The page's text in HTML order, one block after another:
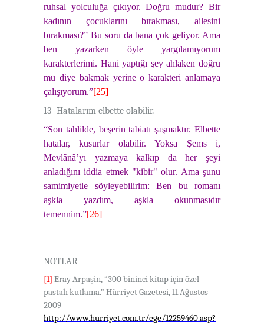
ruhsal yolculuğa çıkıyor. Doğru mudur? Bir
kadının çocuklarını bırakması, ailesini
bırakması?” Bu soru da bana çok geliyor. Ama
ben yazarken öyle yargılamıyorum
karakterlerimi. Hani yaptığı şey ahlaken doğru
mu diye bakmak yerine o karakteri anlamaya
çalışıyorum.”[25]
13- Hatalarım elbette olabilir.
“Son tahlilde, beşerin tabiatı şaşmaktır. Elbette
hatalar, kusurlar olabilir. Yoksa Şems i,
Mevlânâ’yı yazmaya kalkıp da her şeyi
anladığını iddia etmek "kibir" olur. Ama şunu
samimiyetle söyleyebilirim: Ben bu romanı
aşkla yazdım, aşkla okunmasıdır
temennim.”[26]
NOTLAR
[1] Eray Arpaşin, “300 bininci kitap için özel
pastalı kutlama.” Hürriyet Gazetesi, 11 Ağustos
2009
http://www.hurriyet.com.tr/ege/12259460.asp?